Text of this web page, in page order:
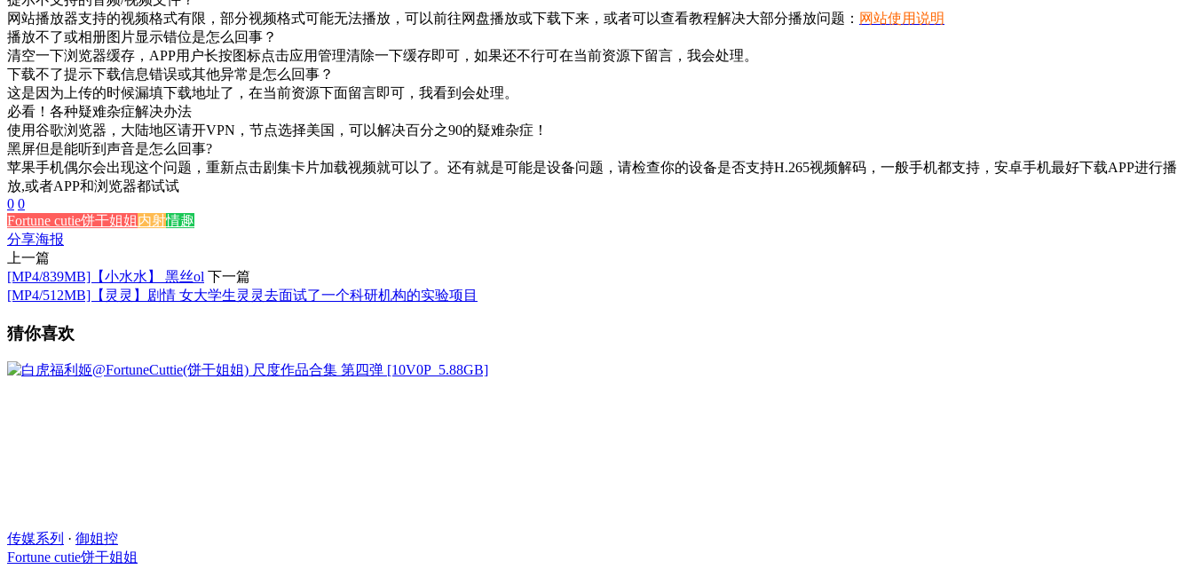
网站播放器支持的视频格式有限，部分视频格式可能无法播放，可以前往网盘播放或下载下来，或者可以查看教程解决大部分播放问题： 网站使用说明
播放不了或相册图片显示错位是怎么回事？
清空一下浏览器缓存，APP用户长按图标点击应用管理清除一下缓存即可，如果还不行可在当前资源下留言，我会处理。
下载不了提示下载信息错误或其他异常是怎么回事？
这是因为上传的时候漏填下载地址了，在当前资源下面留言即可，我看到会处理。
必看！各种疑难杂症解决办法
使用谷歌浏览器，大陆地区请开VPN，节点选择美国，可以解决百分之90的疑难杂症！
黑屏但是能听到声音是怎么回事?
苹果手机偶尔会出现这个问题，重新点击剧集卡片加载视频就可以了。还有就是可能是设备问题，请检查你的设备是否支持H.265视频解码，一般手机都支持，安卓手机最好下载APP进行播
放,或者APP和浏览器都试试
0 0
Fortune cutie饼干姐姐内射情趣
分享海报
上一篇
[MP4/839MB]【小水水】 黑丝ol 下一篇
[MP4/512MB]【灵灵】剧情 女大学生灵灵去面试了一个科研机构的实验项目
猜你喜欢
传媒系列 · 御姐控
Fortune cutie饼干姐姐